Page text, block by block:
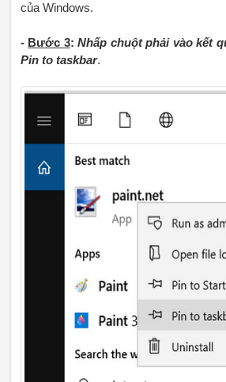
của Windows.
- Bước 3: Nhấp chuột phải vào kết
Pin to taskbar.